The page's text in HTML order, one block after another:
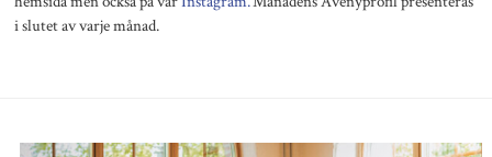
i slutet av varje månad.